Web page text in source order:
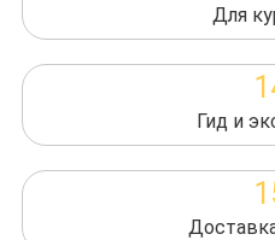
Для
Гид и